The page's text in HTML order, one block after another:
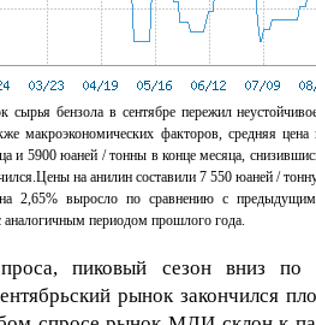
сырья бензола в сентябре пережил
макроэкономических факторов, средняя цена
и 5900 юаней / тонны в конце месяца,
на анилин составили 7 550 юаней /
2,65% выросло по сравнению с
периодом прошлого года.
пиковый сезон вниз
рынок закончился